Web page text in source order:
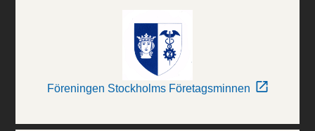
Föreningen Stockholms Företagsminnen